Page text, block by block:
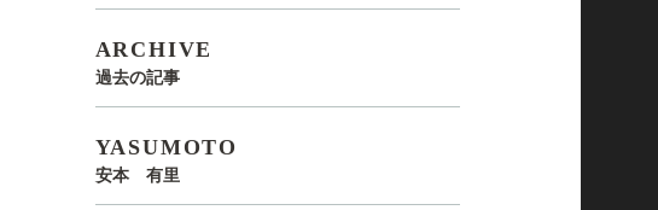
ARCHIVE
過去の記事
YASUMOTO
安本 有里